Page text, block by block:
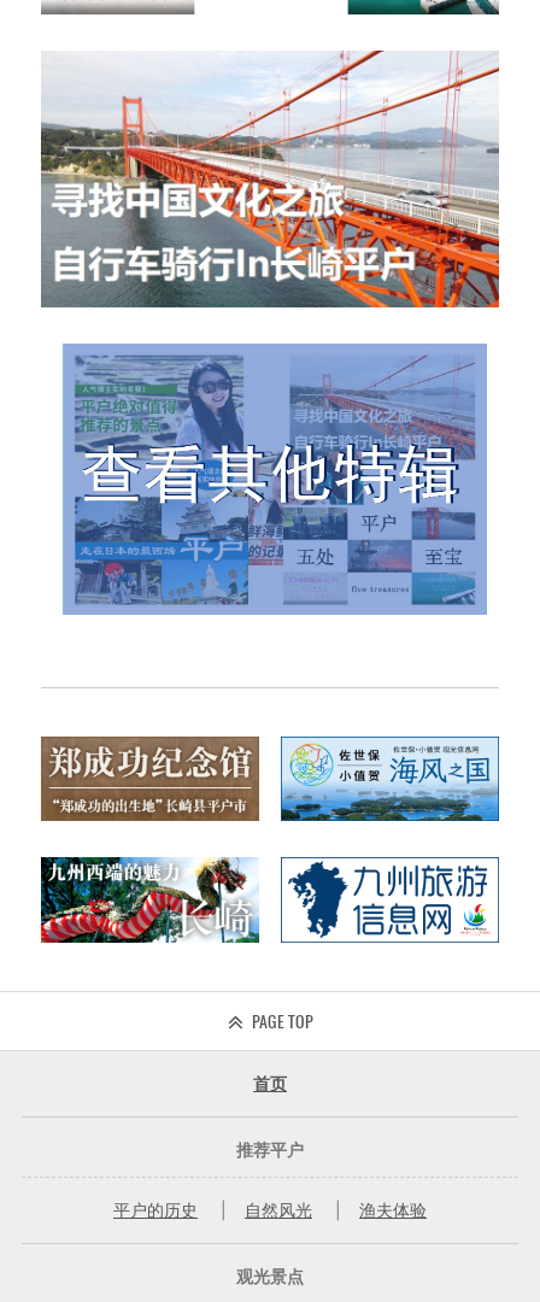
PAGE TOP
首页
推荐平户
平户的历史 自然风光 渔夫体验
观光景点